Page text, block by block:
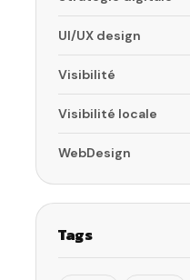
UI/UX design
Visibilité
Visibilité locale
WebDesign
Tags